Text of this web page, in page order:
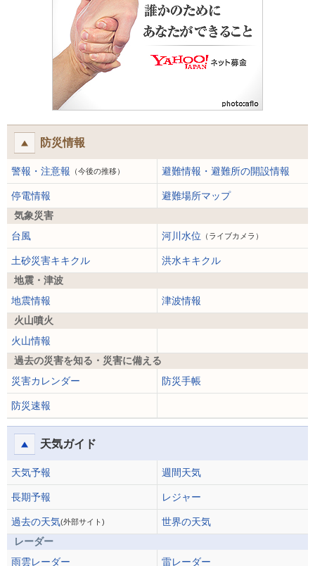
防災情報
警報・注意報 （今後の推移） 避難情報・避難所の開設情報
停電情報
避難場所マップ
気象災害
台風
河川水位 （ライブカメラ）
土砂災害キキクル
洪水キキクル
地震・津波
地震情報
津波情報
火山噴火
火山情報
過去の災害を知る・災害に備える
災害カレンダー
防災手帳
防災速報
天気ガイド
天気予報 週間天気
長期予報 レジャー
過去の天気(外部サイト)
世界の天気
レーダー
雨雲レーダー
雷レーダー